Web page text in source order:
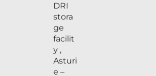
DRI
stora
ge
facilit
y ,
Asturi
e –